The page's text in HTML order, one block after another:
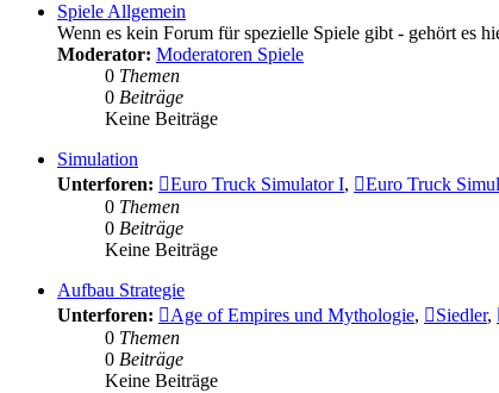
Spiele Allgemein
Wenn es kein Forum für spezielle Spiele gibt - gehört es
Moderator: Moderatoren Spiele
0 Themen
0 Beiträge
Keine Beiträge
Simulation
Unterforen:
Euro Truck Simulator I, Euro Truck
0 Themen
0 Beiträge
Keine Beiträge
Aufbau Strategie
Unterforen:
Age of Empires und Mythologie, Siedler,
0 Themen
0 Beiträge
Keine Beiträge